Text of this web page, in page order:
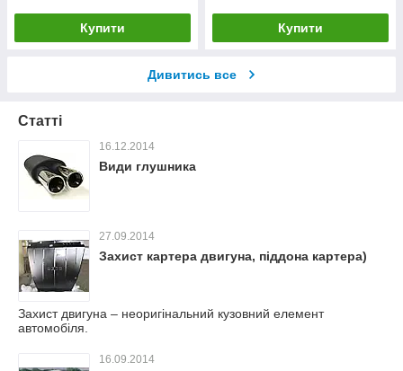
Купити Купити
Дивитись все
Статті
16.12.2014
Види глушника
27.09.2014
Захист картера двигуна, піддона картера)
Захист двигуна – неоригінальний кузовний елемент
автомобіля.
16.09.2014